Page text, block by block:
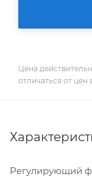
Цена
отличаться от цен
Регулирующий